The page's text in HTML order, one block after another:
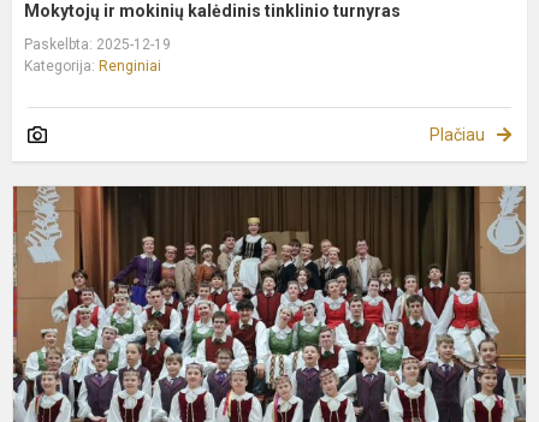
Mokytojų ir mokinių kalėdinis tinklinio turnyras
Paskelbta: 2025-12-19
Kategorija: Renginiai
Plačiau